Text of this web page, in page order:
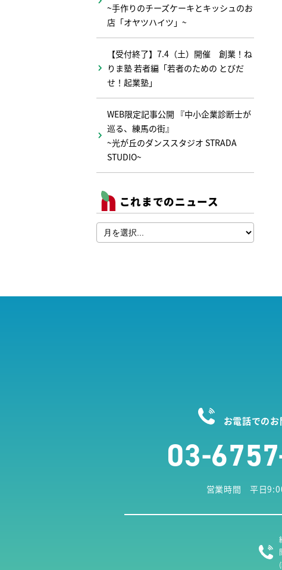
~手作りのチーズケーキとキッシュのお
店「オヤツハイツ」~
【受付終了】7.4（土）開催 創業！ね
りま塾 若者編「若者のための とびだ
せ！起業塾」
WEB限定記事公開 『中小企業診断士が
巡る、練馬の街』
~光が丘のダンススタジオ STRADA
STUDIO~
これまでのニュース
お電話での
03-
営業時間 平日